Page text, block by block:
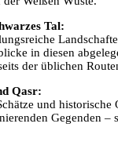
Tal:
in diesen
der üblichen
Qasr:
und historische
Gegenden –